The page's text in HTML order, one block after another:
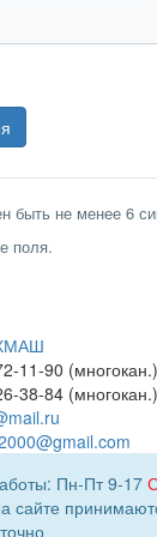
быть не менее 6
поля.
11-90 (многокан.)
38-84 (многокан.)
Пн-Пт 9-17
сайте